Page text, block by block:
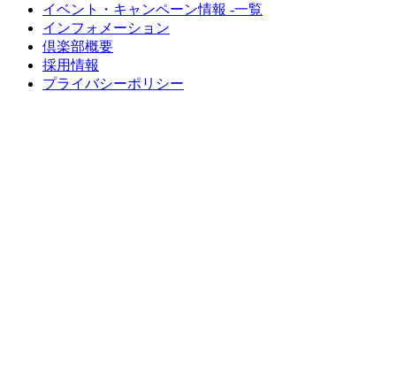
イベント・キャンペーン情報 -一覧
インフォメーション
倶楽部概要
採用情報
プライバシーポリシー